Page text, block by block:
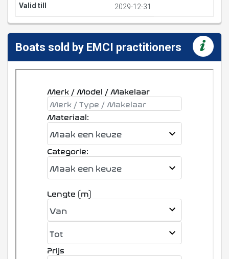
2029-12-31
Boats sold by EMCI practitioners